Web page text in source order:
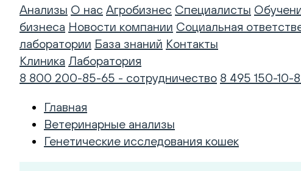
Анализы О нас Агробизнес Специалисты
бизнеса Новости компании Социальная
лаборатории База знаний Контакты
Клиника Лаборатория
8 800 200-85-65 - сотрудничество 8 495 150-10-
Главная
Ветеринарные анализы
Генетические исследования кошек